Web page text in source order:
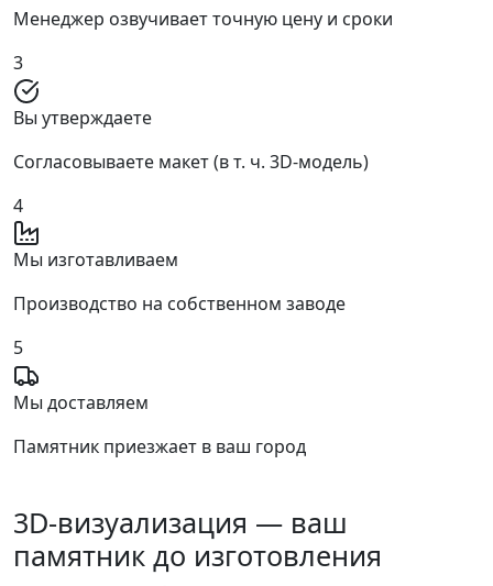
Менеджер озвучивает точную цену и сроки
3
Вы утверждаете
Согласовываете макет (в т. ч. 3D‑модель)
4
Мы изготавливаем
Производство на собственном заводе
5
Мы доставляем
Памятник приезжает в ваш город
3D‑визуализация — ваш
памятник до изготовления